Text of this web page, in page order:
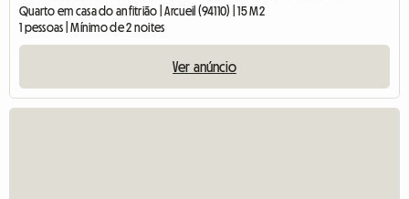
Quarto em casa do anfitrião | Arcueil (94110) | 15 M2
1 pessoas | Mínimo de 2 noites
Ver anúncio